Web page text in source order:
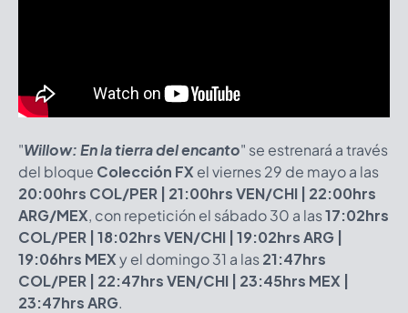
"Willow: En la tierra del encanto" se estrenará a través
del bloque Colección FX el viernes 29 de mayo a las
20:00hrs COL/PER | 21:00hrs VEN/CHI | 22:00hrs
ARG/MEX, con repetición el sábado 30 a las17:02hrs
COL/PER | 18:02hrs VEN/CHI | 19:02hrs ARG |
19:06hrs MEXy el domingo 31 a las21:47hrs
COL/PER | 22:47hrs VEN/CHI | 23:45hrs MEX |
23:47hrs ARG.